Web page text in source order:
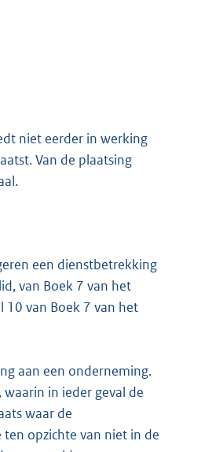
niet eerder in werking
Van de plaatsing
een dienstbetrekking
van Boek 7 van het
10 van Boek 7 van het
aan een onderneming.
in ieder geval de
waar de
opzichte van niet in de